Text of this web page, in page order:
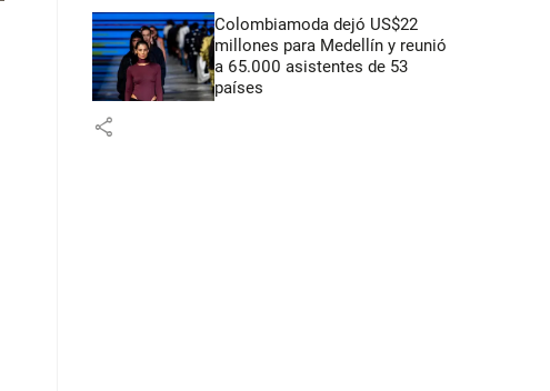
Colombiamoda dejó US$22
millones para Medellín y reunió
a 65.000 asistentes de 53
países
share